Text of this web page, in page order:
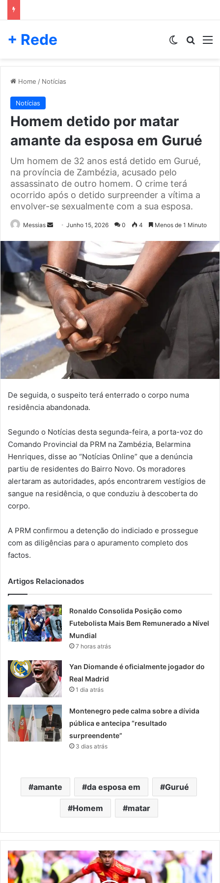
+ Rede Switch skin
Home / Notícias
Notícias
Homem detido por matar
amante da esposa em Gurué
Um homem de 32 anos está detido em Gurué,
na província de Zambézia, acusado pelo
assassinato de outro homem. O crime terá
ocorrido após o detido surpreender a vítima a
envolver-se sexualmente com a sua esposa.
Messias
Send
email
Junho 15, 2026 0 4 Menos de 1 Minuto
De seguida, o suspeito terá enterrado o corpo numa
residência abandonada.
Segundo o Notícias desta segunda-feira, a porta-voz do
Comando Provincial da PRM na Zambézia, Belarmina
Henriques, disse ao “Notícias Online” que a denúncia
partiu de residentes do Bairro Novo. Os moradores
alertaram as autoridades, após encontrarem vestígios de
sangue na residência, o que conduziu à descoberta do
corpo.
A PRM confirmou a detenção do indiciado e prossegue
com as diligências para o apuramento completo dos
factos.
Artigos Relacionados
Ronaldo Consolida Posição como
Futebolista Mais Bem Remunerado a Nível
Mundial
7 horas atrás
Yan Diomande é oficialmente jogador do
Real Madrid
1 dia atrás
Montenegro pede calma sobre a dívida
pública e antecipa “resultado
surpreendente”
3 dias atrás
amante da esposa em Gurué
Homem matar
«Quero
a
Espanha